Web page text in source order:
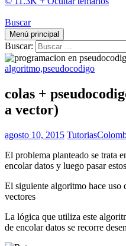
Buscar
Menú principal
Buscar:
algoritmo,pseudocodigo
colas +
a vector)
agosto 10, 2015
El problema planteado se trata
encolar datos y luego pasar
El siguiente algoritmo hace uso
vectores
La lógica que utiliza este
de encolar datos se recorre